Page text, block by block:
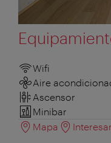
Wifi
Aire
Ascensor
Minibar
Mapa